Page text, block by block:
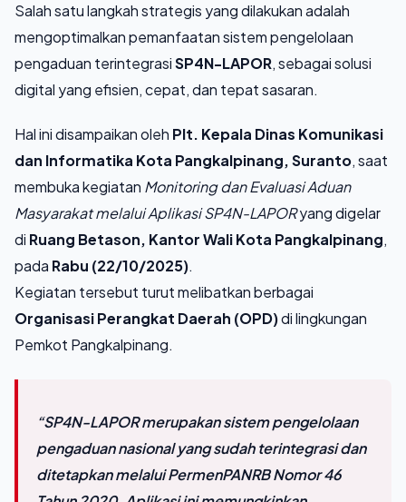
Salah satu langkah strategis yang dilakukan adalah
mengoptimalkan pemanfaatan sistem pengelolaan
pengaduan terintegrasiSP4N-LAPOR, sebagai solusi
digital yang efisien, cepat, dan tepat sasaran.
Hal ini disampaikan oleh Plt. Kepala Dinas Komunikasi
dan Informatika Kota Pangkalpinang, Suranto, saat
membuka kegiatan Monitoring dan Evaluasi Aduan
Masyarakat melalui Aplikasi SP4N-LAPORyang digelar
di Ruang Betason, Kantor Wali Kota Pangkalpinang,
pada Rabu (22/10/2025).
Kegiatan tersebut turut melibatkan berbagai
Organisasi Perangkat Daerah (OPD)di lingkungan
Pemkot Pangkalpinang.
“SP4N-LAPOR merupakan sistem pengelolaan
pengaduan nasional yang sudah terintegrasi dan
ditetapkan melalui PermenPANRB Nomor 46